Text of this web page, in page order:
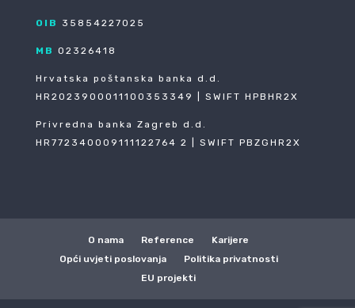
OIB 35854227025
MB 02326418
Hrvatska poštanska banka d.d.
HR2023900011100353349 | SWIFT HPBHR2X
Privredna banka Zagreb d.d.
HR772340009111122764 2 | SWIFT PBZGHR2X
O nama Reference
Karijere
Opći uvjeti poslovanja
Politika privatnosti
EU projekti